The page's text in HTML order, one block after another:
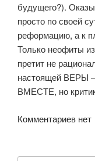
будущего?).
просто по своей
реформацию, а к
Только неофиты
претит не
настоящей ВЕРЫ –
ВМЕСТЕ, но
Комментариев нет